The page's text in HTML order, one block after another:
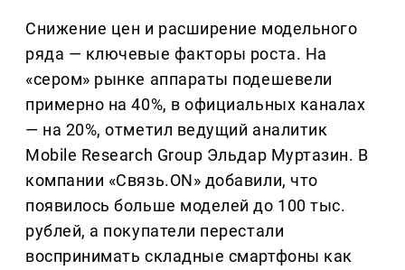
Снижение цен и расширение модельного
ряда — ключевые факторы роста. На
«сером» рынке аппараты подешевели
примерно на 40%, в официальных каналах
— на 20%, отметил ведущий аналитик
Mobile Research Group Эльдар Муртазин. В
компании «Связь.ON» добавили, что
появилось больше моделей до 100 тыс.
рублей, а покупатели перестали
воспринимать складные смартфоны как